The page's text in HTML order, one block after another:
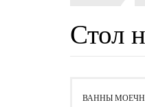
Стол
ВАННЫ